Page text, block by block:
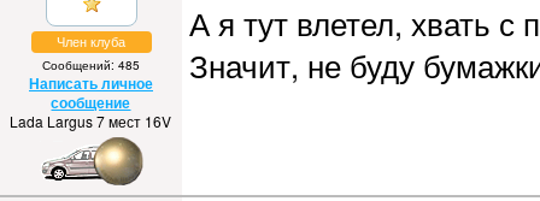
Член клуба
Сообщений: 485
Написать личное
сообщение
Lada Largus 7 мест 16V
А я тут влетел, хвать с
Значит, не буду